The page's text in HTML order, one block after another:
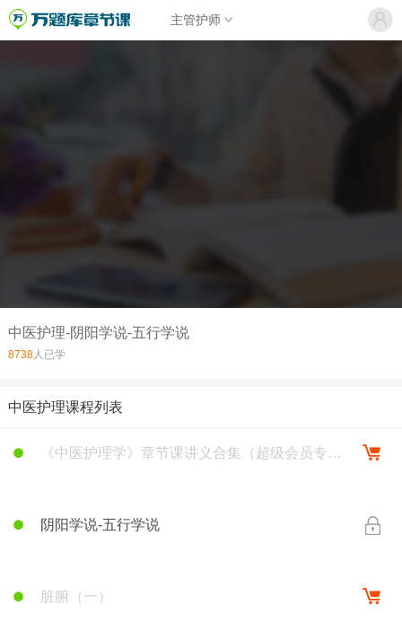
主管护师
中医护理-阴阳学说-五行学说
8738人已学
中医护理课程列表
《中医护理学》章节课讲义合集（超级会员专
阴阳学说-五行学说
脏腑（一）